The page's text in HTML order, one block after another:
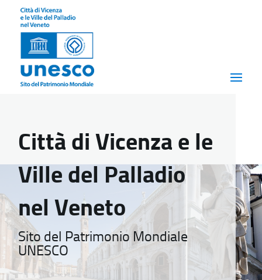
Città di Vicenza e le
Ville del Palladio
nel Veneto
Sito del Patrimonio Mondiale
UNESCO